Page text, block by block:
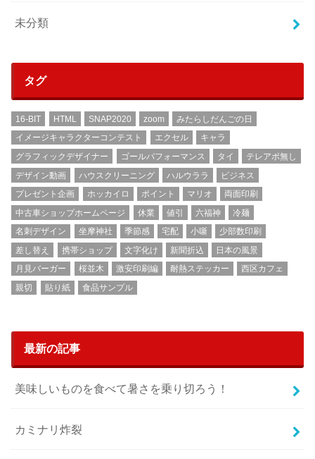
未分類
タグ
16-BIT HTML SNAP2020 zoom
みたらしだんごの日
イメージキャラクターコンテスト
エクセル
キャラ
グラフィックデザイナー
ゴールパフォーマンス タイ
テレアポ無し
デザイン動画
ハウスクリーニング ハルウララ
ビジネス
プレゼント企画
ホッカイロ ポイント マリオ
両面印刷
中古車ショップホームページ
休業 値引 六福神
冷麺
名刺デザイン
坐摩神社 季節感 宅配 小噺
少部数印刷
差し替え
携帯ショップ 文字化け 新聞折込
日本の風景
月見バーガー
桜並木 激安印刷編 耐熱ステッカー
西区カフェ
親切
貼り紙 食品サンプル
最新の記事
美味しいものを食べて暑さを乗り切ろう！
カミナリ炸裂